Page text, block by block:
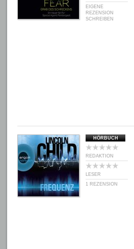
EIGENE
REZENSION
SCHREIBEN
HÖRBUCH
REDAKTION
LESER
1 REZENSION